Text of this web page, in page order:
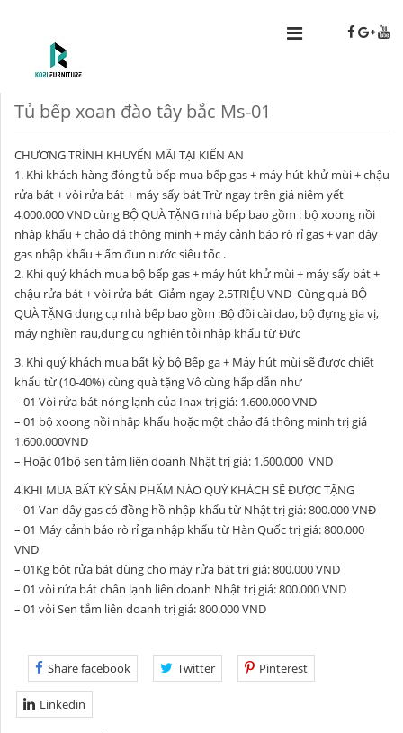
Tủ bếp xoan đào tây bắc Ms-01
CHƯƠNG TRÌNH KHUYẾN MÃI TẠI KIẾN AN
1. Khi khách hàng đóng tủ bếp mua bếp gas + máy hút khử mùi + chậu
rửa bát + vòi rửa bát + máy sấy bát Trừ ngay trên giá niêm yết
4.000.000 VND cùng BỘ QUÀ TẶNG nhà bếp bao gồm : bộ xoong nồi
nhập khẩu + chảo đá thông minh + máy cảnh báo rò rỉ gas + van dây
gas nhập khẩu + ấm đun nước siêu tốc .
2. Khi quý khách mua bộ bếp gas + máy hút khử mùi + máy sấy bát +
chậu rửa bát + vòi rửa bát Giảm ngay 2.5TRIỆU VND Cùng quà BỘ
QUÀ TẶNG dụng cụ nhà bếp bao gồm :Bộ đồi cài dao, bộ đựng gia vị,
máy nghiền rau,dụng cụ nghiên tỏi nhập khẩu từ Đức
3. Khi quý khách mua bất kỳ bộ Bếp ga + Máy hút mùi sẽ được chiết
khấu từ (10-40%) cùng quà tặng Vô cùng hấp dẫn như
– 01 Vòi rửa bát nóng lạnh của Inax trị giá: 1.600.000 VND
– 01 bộ xoong nồi nhập khẩu hoặc một chảo đá thông minh trị giá
1.600.000VND
– Hoặc 01bộ sen tắm liên doanh Nhật trị giá: 1.600.000 VND
4.KHI MUA BẤT KỲ SẢN PHẨM NÀO QUÝ KHÁCH SẼ ĐƯỢC TẶNG
– 01 Van dây gas có đồng hồ nhập khẩu từ Nhật trị giá: 800.000 VNĐ
– 01 Máy cảnh báo rò rỉ ga nhập khẩu từ Hàn Quốc trị giá: 800.000
VND
– 01Kg bột rửa bát dùng cho máy rửa bát trị giá: 800.000 VND
– 01 vòi rửa bát chân lạnh liên doanh Nhật trị giá: 800.000 VND
– 01 vòi Sen tắm liên doanh trị giá: 800.000 VND
Share facebook Twitter Pinterest
Linkedin